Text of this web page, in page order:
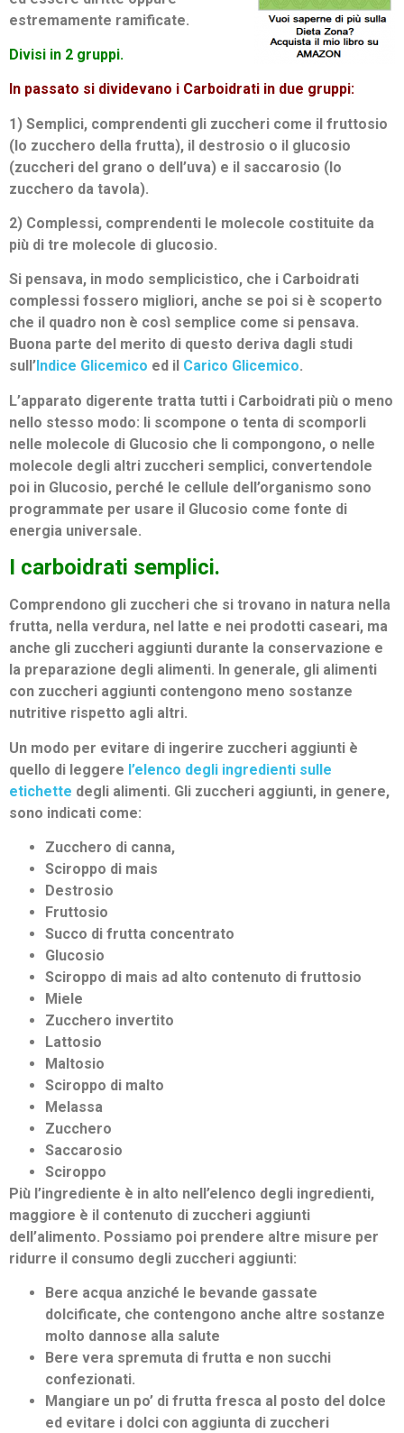
estremamente ramificate.
Divisi in 2 gruppi.
In passato si dividevano i Carboidrati in due gruppi:
1) Semplici, comprendenti gli zuccheri come il fruttosio
(lo zucchero della frutta), il destrosio o il glucosio
(zuccheri del grano o dell’uva) e il saccarosio (lo
zucchero da tavola).
2) Complessi, comprendenti le molecole costituite da
più di tre molecole di glucosio.
Si pensava, in modo semplicistico, che i Carboidrati
complessi fossero migliori, anche se poi si è scoperto
che il quadro non è così semplice come si pensava.
Buona parte del merito di questo deriva dagli studi
sull’ Indice Glicemico ed il Carico Glicemico.
L’apparato digerente tratta tutti i Carboidrati più o meno
nello stesso modo: li scompone o tenta di scomporli
nelle molecole di Glucosio che li compongono, o nelle
molecole degli altri zuccheri semplici, convertendole
poi in Glucosio, perché le cellule dell’organismo sono
programmate per usare il Glucosio come fonte di
energia universale.
I carboidrati semplici.
Comprendono gli zuccheri che si trovano in natura nella
frutta, nella verdura, nel latte e nei prodotti caseari, ma
anche gli zuccheri aggiunti durante la conservazione e
la preparazione degli alimenti. In generale, gli alimenti
con zuccheri aggiunti contengono meno sostanze
nutritive rispetto agli altri.
Un modo per evitare di ingerire zuccheri aggiunti è
quello di leggere l’elenco degli ingredienti sulle
etichette degli alimenti. Gli zuccheri aggiunti, in genere,
sono indicati come:
Zucchero di canna,
Sciroppo di mais
Destrosio
Fruttosio
Succo di frutta concentrato
Glucosio
Sciroppo di mais ad alto contenuto di fruttosio
Miele
Zucchero invertito
Lattosio
Maltosio
Sciroppo di malto
Melassa
Zucchero
Saccarosio
Sciroppo
Più l’ingrediente è in alto nell’elenco degli ingredienti,
maggiore è il contenuto di zuccheri aggiunti
dell’alimento. Possiamo poi prendere altre misure per
ridurre il consumo degli zuccheri aggiunti:
Bere acqua anziché le bevande gassate
dolcificate, che contengono anche altre sostanze
molto dannose alla salute
Bere vera spremuta di frutta e non succhi
confezionati.
Mangiare un po’ di frutta fresca al posto del dolce
ed evitare i dolci con aggiunta di zuccheri